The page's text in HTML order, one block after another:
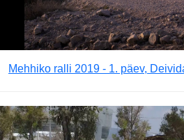
Mehhiko ralli 2019 - 1. päev,